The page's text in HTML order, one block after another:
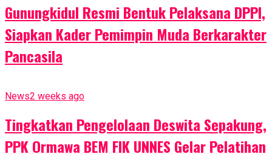
Gunungkidul Resmi Bentuk Pelaksana DPPI,
Siapkan Kader Pemimpin Muda Berkarakter
Pancasila
News2 weeks ago
Tingkatkan Pengelolaan Deswita Sepakung,
PPK Ormawa BEM FIK UNNES Gelar Pelatihan